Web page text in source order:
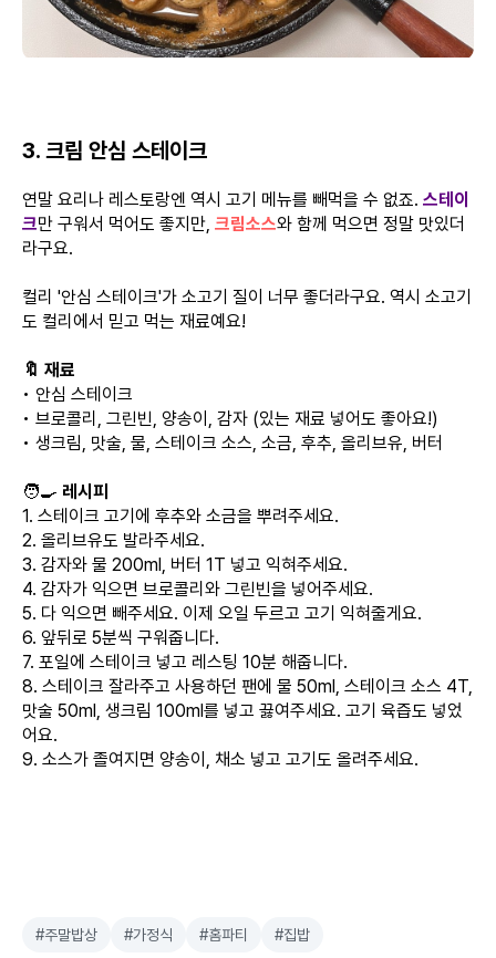
3. 크림 안심 스테이크
연말 요리나 레스토랑엔 역시 고기 메뉴를 빼먹을 수 없죠. 스테이
크만 구워서 먹어도 좋지만, 크림소스와 함께 먹으면 정말 맛있더
라구요.
컬리 '안심 스테이크'가 소고기 질이 너무 좋더라구요. 역시 소고기
도 컬리에서 믿고 먹는 재료예요!
🔖 재료
• 안심 스테이크
• 브로콜리, 그린빈, 양송이, 감자 (있는 재료 넣어도 좋아요!)
• 생크림, 맛술, 물, 스테이크 소스, 소금, 후추, 올리브유, 버터
🧑‍🍳 레시피
1. 스테이크 고기에 후추와 소금을 뿌려주세요.
2. 올리브유도 발라주세요.
3. 감자와 물 200ml, 버터 1T 넣고 익혀주세요.
4. 감자가 익으면 브로콜리와 그린빈을 넣어주세요.
5. 다 익으면 빼주세요. 이제 오일 두르고 고기 익혀줄게요.
6. 앞뒤로 5분씩 구워줍니다.
7. 포일에 스테이크 넣고 레스팅 10분 해줍니다.
8. 스테이크 잘라주고 사용하던 팬에 물 50ml, 스테이크 소스 4T,
맛술 50ml, 생크림 100ml를 넣고 끓여주세요. 고기 육즙도 넣었
어요.
9. 소스가 졸여지면 양송이, 채소 넣고 고기도 올려주세요.
#주말밥상 #가정식 #홈파티 #집밥